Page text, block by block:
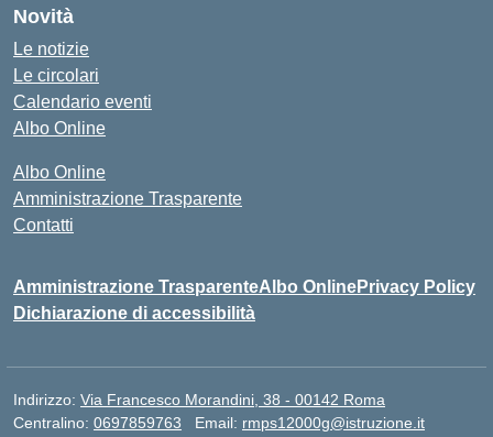
Novità
Le notizie
Le circolari
Calendario eventi
Albo Online
Albo Online
Amministrazione Trasparente
Contatti
Amministrazione TrasparenteAlbo OnlinePrivacy Policy
Dichiarazione di accessibilità
Indirizzo: Via Francesco Morandini, 38 - 00142 Roma
Centralino: 0697859763 Email: rmps12000g@istruzione.it